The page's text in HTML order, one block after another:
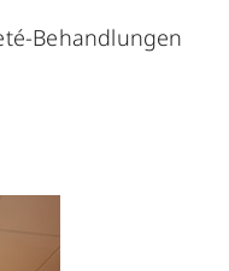
Behandlungen